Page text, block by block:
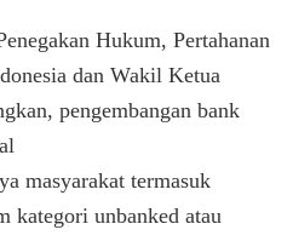
Hukum, Pertahanan
dan Wakil Ketua
pengembangan bank
masyarakat termasuk
kategori unbanked atau